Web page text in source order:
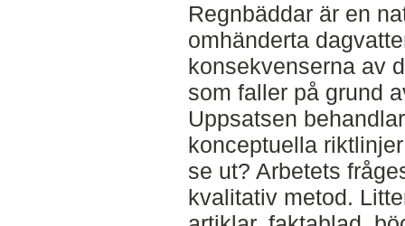
Regnbäddar är en
omhänderta
konsekvenserna av
som faller på grund
Uppsatsen
konceptuella
se ut? Arbetets
kvalitativ metod.